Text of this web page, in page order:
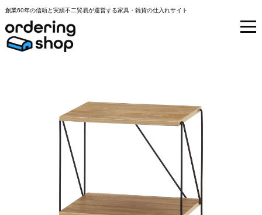
創業60年の信頼と実績不二貿易が運営する家具・雑貨の仕入れサイト